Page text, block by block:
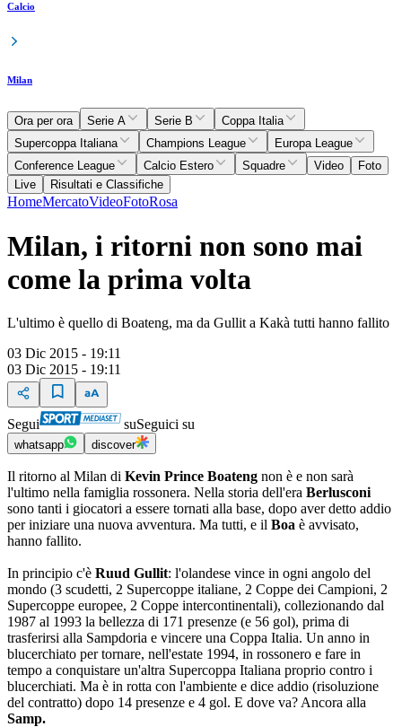
Calcio
Milan
Ora per ora Serie A Serie B
Coppa Italia
Supercoppa Italiana
Champions League
Europa League
Conference League
Calcio Estero Squadre Video
Foto
Live
Risultati e Classifiche
HomeMercatoVideoFotoRosa
Milan, i ritorni non sono mai
come la prima volta
L'ultimo è quello di Boateng, ma da Gullit a Kakà tutti hanno fallito
03 Dic 2015 - 19:11
03 Dic 2015 - 19:11
Segui suSeguici su
whatsapp discover
Il ritorno al Milan di Kevin Prince Boateng non è e non sarà
l'ultimo nella famiglia rossonera. Nella storia dell'era Berlusconi
sono tanti i giocatori a essere tornati alla base, dopo aver detto addio
per iniziare una nuova avventura. Ma tutti, e il Boa è avvisato,
hanno fallito.
In principio c'è Ruud Gullit: l'olandese vince in ogni angolo del
mondo (3 scudetti, 2 Supercoppe italiane, 2 Coppe dei Campioni, 2
Supercoppe europee, 2 Coppe intercontinentali), collezionando dal
1987 al 1993 la bellezza di 171 presenze (e 56 gol), prima di
trasferirsi alla Sampdoria e vincere una Coppa Italia. Un anno in
blucerchiato per tornare, nell'estate 1994, in rossonero e fare in
tempo a conquistare un'altra Supercoppa Italiana proprio contro i
blucerchiati. Ma è in rotta con l'ambiente e dice addio (risoluzione
del contratto) dopo 14 presenze e 4 gol. E dove va? Ancora alla
Samp.